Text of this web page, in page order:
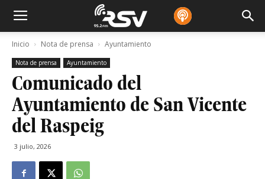
Inicio Nota de prensa Ayuntamiento
Nota de prensa Ayuntamiento
Comunicado del
Ayuntamiento de San Vicente
del Raspeig
3 julio, 2026